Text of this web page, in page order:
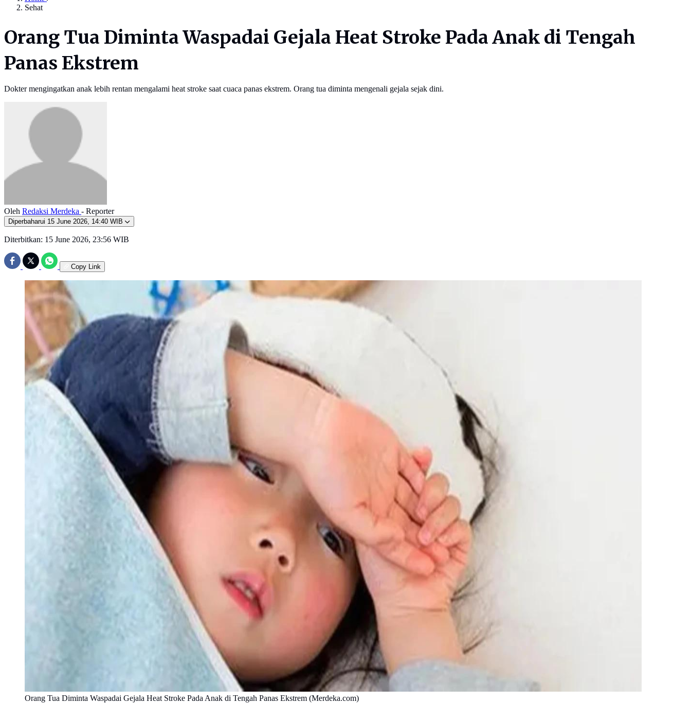
Sehat
Orang Tua Diminta Waspadai Gejala Heat Stroke Pada Anak di Tengah
Panas Ekstrem
Dokter mengingatkan anak lebih rentan mengalami heat stroke saat cuaca panas ekstrem. Orang tua diminta mengenali gejala sejak dini.
Oleh Redaksi Merdeka - Reporter
Diperbaharui 15 June 2026, 14:40 WIB
Diterbitkan: 15 June 2026, 23:56 WIB
Copy Link
Orang Tua Diminta Waspadai Gejala Heat Stroke Pada Anak di Tengah Panas Ekstrem (Merdeka.com)